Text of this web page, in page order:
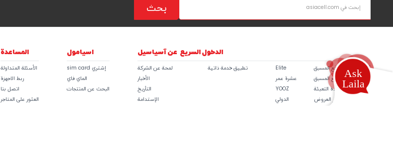
بحث
الدخول السريع
أسعار خطوط الدفع المسبق
باقات الدفع المسبق
إعادة التعبئة
آخر العروض
Elite
عشرة عمر
YOOZ
الدولي
تطبيق خدمة ذاتية
عن آسیاسیل
لمحة عن الشركة
الأخبار
التأريخ
الإستدامة
اسيامول
إشتري sim card
الماي فاي
البحث عن المنتجات
المساعدة
الأسئلة المتداولة
ربط الاجهزة
اتصل بنا
العثور علی المتاجر